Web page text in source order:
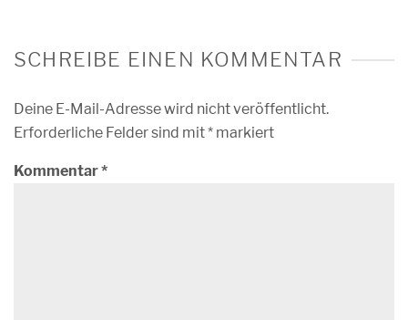
SCHREIBE EINEN KOMMENTAR
Deine E-Mail-Adresse wird nicht veröffentlicht.
Erforderliche Felder sind mit* markiert
Kommentar*